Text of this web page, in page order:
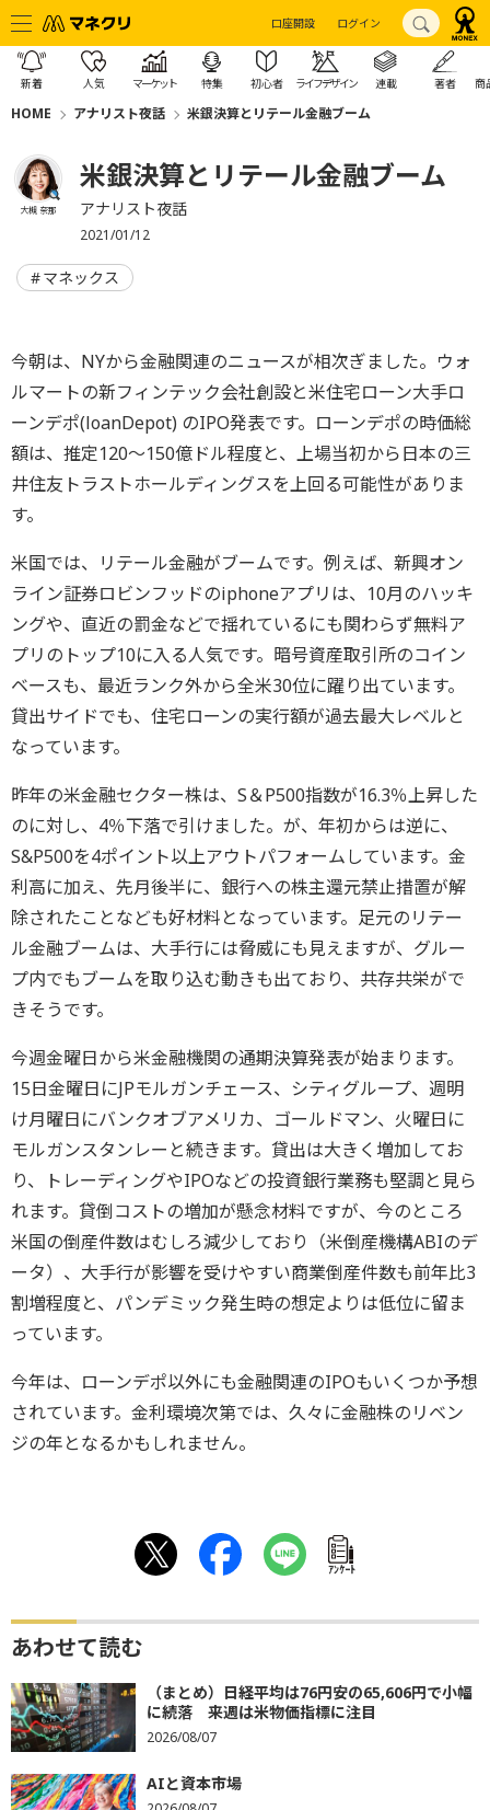
口座開設 ログイン
新着 人気 マーケット 特集 初心者 ライフデザイン 連載 著者 商
HOME アナリスト夜話 米銀決算とリテール金融ブーム
大槻 奈那
米銀決算とリテール金融ブーム
アナリスト夜話
2021/01/12
マネックス
今朝は、NYから金融関連のニュースが相次ぎました。ウォ
ルマートの新フィンテック会社創設と米住宅ローン大手ロ
ーンデポ(loanDepot) のIPO発表です。ローンデポの時価総
額は、推定120～150億ドル程度と、上場当初から日本の三
井住友トラストホールディングスを上回る可能性がありま
す。
米国では、リテール金融がブームです。例えば、新興オン
ライン証券ロビンフッドのiphoneアプリは、10月のハッキ
ングや、直近の罰金などで揺れているにも関わらず無料ア
プリのトップ10に入る人気です。暗号資産取引所のコイン
ベースも、最近ランク外から全米30位に躍り出ています。
貸出サイドでも、住宅ローンの実行額が過去最大レベルと
なっています。
昨年の米金融セクター株は、S＆P500指数が16.3％上昇した
のに対し、4％下落で引けました。が、年初からは逆に、
S&P500を4ポイント以上アウトパフォームしています。金
利高に加え、先月後半に、銀行への株主還元禁止措置が解
除されたことなども好材料となっています。足元のリテー
ル金融ブームは、大手行には脅威にも見えますが、グルー
プ内でもブームを取り込む動きも出ており、共存共栄がで
きそうです。
今週金曜日から米金融機関の通期決算発表が始まります。
15日金曜日にJPモルガンチェース、シティグループ、週明
け月曜日にバンクオブアメリカ、ゴールドマン、火曜日に
モルガンスタンレーと続きます。貸出は大きく増加してお
り、トレーディングやIPOなどの投資銀行業務も堅調と見ら
れます。貸倒コストの増加が懸念材料ですが、今のところ
米国の倒産件数はむしろ減少しており（米倒産機構ABIのデ
ータ）、大手行が影響を受けやすい商業倒産件数も前年比3
割増程度と、パンデミック発生時の想定よりは低位に留ま
っています。
今年は、ローンデポ以外にも金融関連のIPOもいくつか予想
されています。金利環境次第では、久々に金融株のリベン
ジの年となるかもしれません。
ｱﾝｹｰﾄ
あわせて読む
（まとめ）日経平均は76円安の65,606円で小幅
に続落 来週は米物価指標に注目
2026/08/07
AIと資本市場